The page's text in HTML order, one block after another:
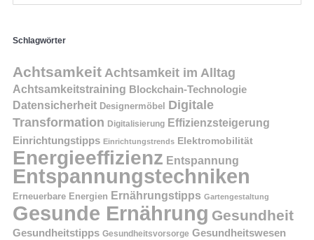
Schlagwörter
Achtsamkeit Achtsamkeit im Alltag
Achtsamkeitstraining Blockchain-Technologie
Datensicherheit Designermöbel
Digitale
Transformation Digitalisierung Effizienzsteigerung
Einrichtungstipps Einrichtungstrends Elektromobilität
Energieeffizienz Entspannung
Entspannungstechniken
Erneuerbare Energien Ernährungstipps Gartengestaltung
Gesunde Ernährung Gesundheit
Gesundheitstipps Gesundheitsvorsorge Gesundheitswesen